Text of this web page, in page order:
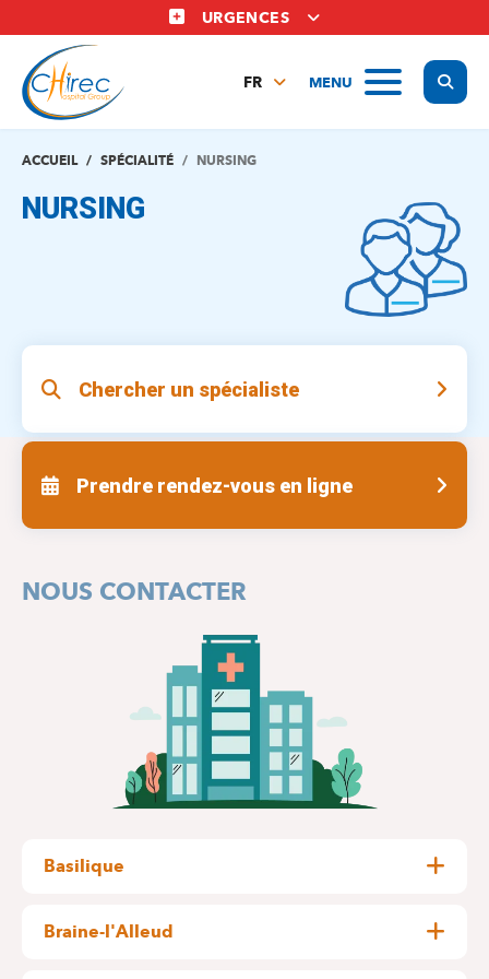
au
contenu
principal
URGENCES
MENU
FR
EN
ACCUEIL SPÉCIALITÉ NURSING
NURSING
Chercher un spécialiste
Prendre rendez-vous en ligne
NOUS CONTACTER
Basilique
1083 Bruxelles (Ganshoren)
Braine-l'Alleud